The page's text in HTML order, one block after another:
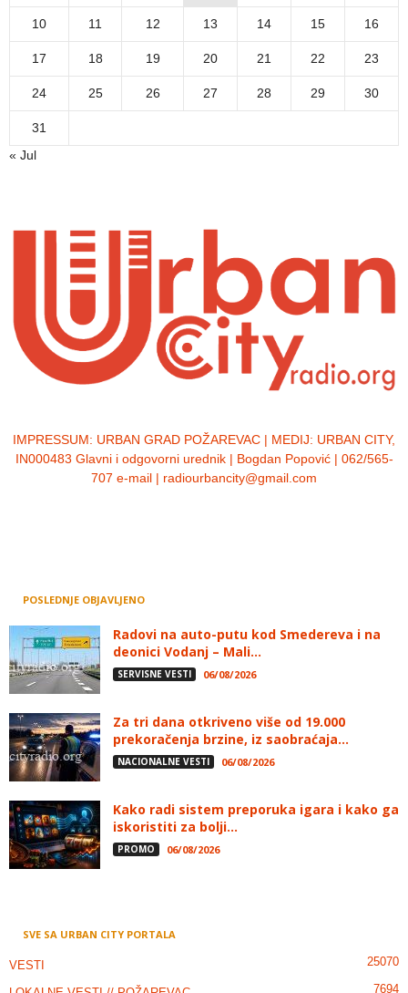
10 11 12 13 14 15 16
17 18 19 20 21 22 23
24 25 26 27 28 29 30
31
« Jul
IMPRESSUM: URBAN GRAD POŽAREVAC | MEDIJ: URBAN CITY,
IN000483 Glavni i odgovorni urednik | Bogdan Popović | 062/565-
707 e-mail | radiourbancity@gmail.com
POSLEDNJE OBJAVLJENO
Radovi na auto-putu kod Smedereva i na
deonici Vodanj – Mali...
SERVISNE VESTI 06/08/2026
Za tri dana otkriveno više od 19.000
prekoračenja brzine, iz saobraćaja...
NACIONALNE VESTI 06/08/2026
Kako radi sistem preporuka igara i kako ga
iskoristiti za bolji...
PROMO 06/08/2026
SVE SA URBAN CITY PORTALA
VESTI 25070
7694